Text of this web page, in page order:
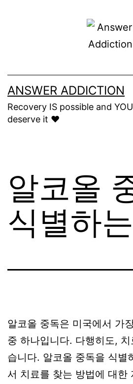
ANSWER ADDICTION
Recovery IS possible and YOU
deserve it ❤️
알코올
식별하
알코올 중독은 미국에서 가
중 하나입니다. 다행히도,
습니다. 알코올 중독을 식별
서 치료를 찾는 방법에 대한